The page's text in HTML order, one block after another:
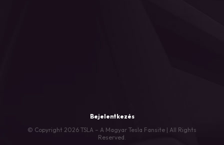
Bejelentkezés
© Copyright 2026 TSLA – A Magyar Tesla Fansite | All Rights
Reserved.